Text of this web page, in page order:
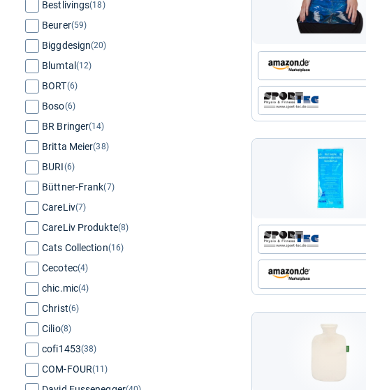
Bestlivings(18)
Beurer(59)
Biggdesign(20)
Blumtal (12)
BORT(6)
Boso(6)
BR Bringer(14)
Britta Meier(38)
BURI(6)
Büttner-Frank(7)
CareLiv(7)
CareLiv Produkte(8)
Cats Collection(16)
Cecotec(4)
chic.mic(4)
Christ(6)
Cilio(8)
cofi1453(38)
COM-FOUR(11)